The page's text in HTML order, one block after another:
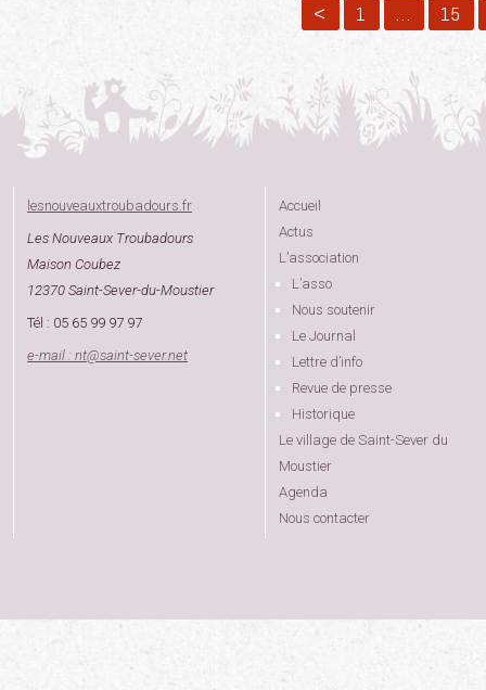
< 1 … 15
lesnouveauxtroubadours.fr
Les Nouveaux Troubadours
Maison Coubez
12370 Saint-Sever-du-Moustier
Tél : 05 65 99 97 97
e-mail : nt@saint-sever.net
Accueil
Actus
L’association
L’asso
Nous soutenir
Le Journal
Lettre d’info
Revue de presse
Historique
Le village de Saint-Sever du
Moustier
Agenda
Nous contacter